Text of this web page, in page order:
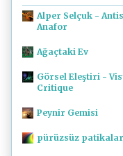
Alper Selçuk -
Anafor
Ağaçtaki Ev
Görsel Eleştiri -
Critique
Peynir Gemisi
pürüzsüz patikalar